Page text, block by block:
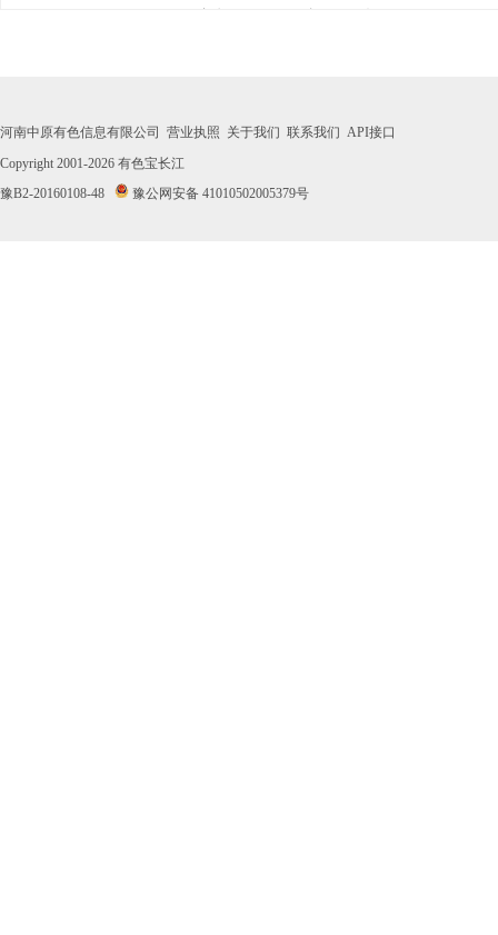
· 2026年07月28日有色宝长江铝价格市场行情
· 2026年07月27日有色宝长江铝价格市场行情
河南中原有色信息有限公司 营业执照 关于我们 联系我们 API接口
Copyright 2001-2026 有色宝长江
豫B2-20160108-48
豫公网安备 41010502005379号